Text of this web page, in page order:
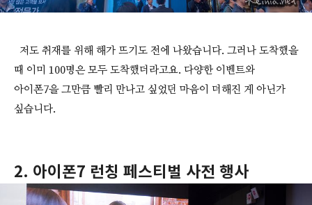
저도 취재를 위해 해가 뜨기도 전에 나왔습니다. 그러나 도착했을
때 이미 100명은 모두 도착했더라고요. 다양한 이벤트와
아이폰7을 그만큼 빨리 만나고 싶었던 마음이 더해진 게 아닌가
싶습니다.
2. 아이폰7 런칭 페스티벌 사전 행사